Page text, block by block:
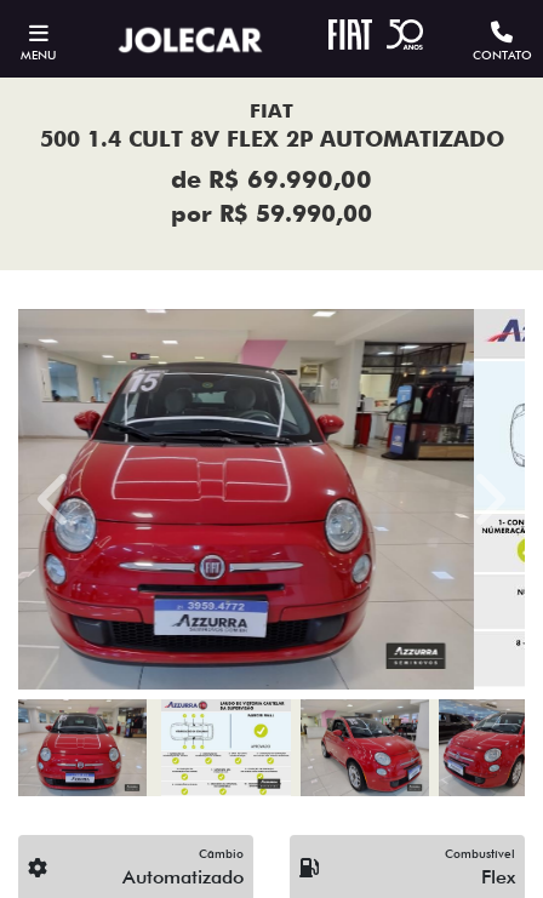
MENU CONTATO
FIAT
500 1.4 CULT 8V FLEX 2P AUTOMATIZADO
de R$ 69.990,00
por R$ 59.990,00
Previous Next
Câmbio
Automatizado
Combustível
Flex